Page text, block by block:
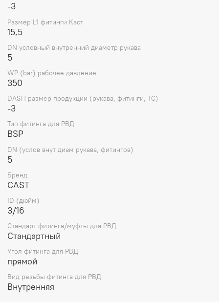
-3
Размер L1 фитинги Каст
15,5
DN условный внутренний диаметр рукава
5
WP (bar) рабочее давление
350
DASH размер продукции (рукава, фитинги, TC)
-3
Тип фитинга для РВД
BSP
DN (услов внут диам рукава, фитингов)
5
Бренд
CAST
ID (дюйм)
3/16
Стандарт фитинга/муфты для РВД
Стандартный
Угол фитинга для РВД
прямой
Вид резьбы фитинга для РВД
Внутренняя